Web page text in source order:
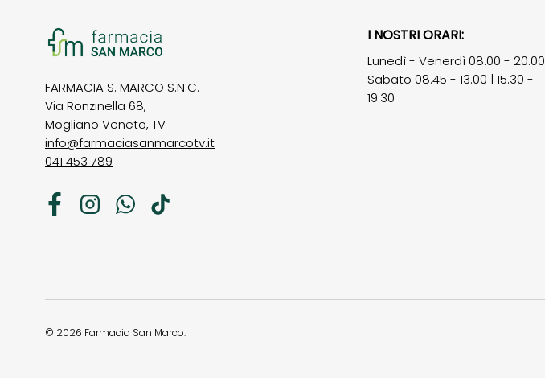
FARMACIA S. MARCO S.N.C.
Via Ronzinella 68,
Mogliano Veneto, TV
info@farmaciasanmarcotv.it
041 453 789
FacebookInstagramWhatsApp
TikTok
I NOSTRI ORARI:
Lunedì - Venerdì 08.00 - 20.00
Sabato 08.45 - 13.00 | 15.30 -
19.30
© 2026 Farmacia San Marco.